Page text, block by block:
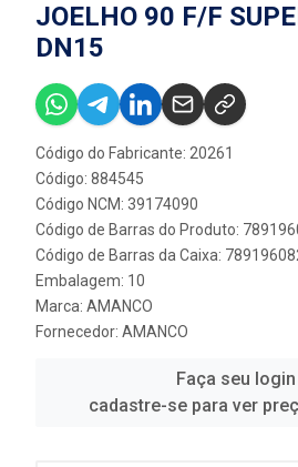
JOELHO 90 F/F
DN15
Código do Fabricante: 20261
Código: 884545
Código NCM: 39174090
Código de Barras do Produto:
Código de Barras da Caixa:
Embalagem: 10
Marca: AMANCO
Fornecedor: AMANCO
Faça seu
cadastre-se para ver